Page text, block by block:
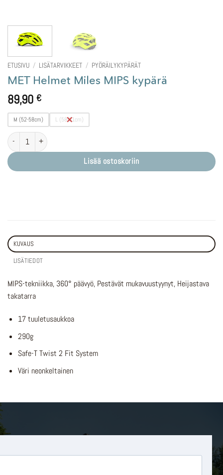
ETUSIVU / LISÄTARVIKKEET / PYÖRÄILYKYPÄRÄT
MET Helmet Miles MIPS kypärä
89,90 €
M (52-58cm) L (58-61cm)
MET Helmet Miles MIPS kypärä määrä
Lisää ostoskoriin
KUVAUS
LISÄTIEDOT
MIPS-tekniikka, 360° päävyö, Pestävät mukavuustyynyt, Heijastava
takatarra
17 tuuletusaukkoa
290g
Safe-T Twist 2 Fit System
Väri neonkeltainen